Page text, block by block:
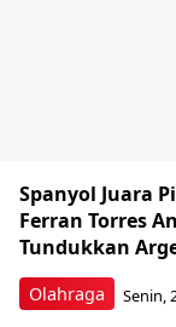
Olahraga
Spanyol Juara
Ferran Torres
Tundukkan
Senin,